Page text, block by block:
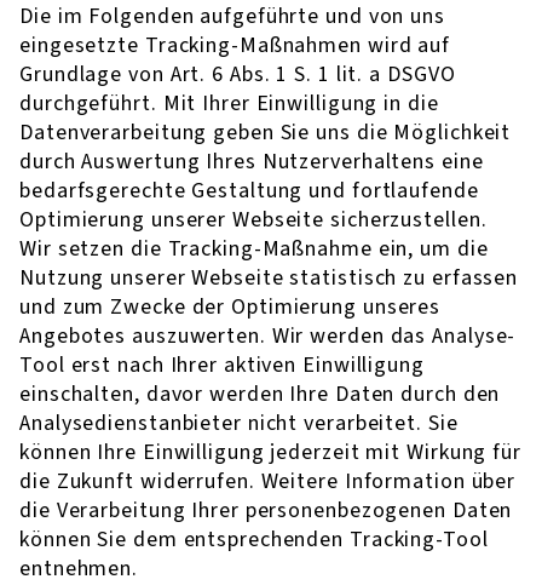
Die im Folgenden aufgeführte und von uns
eingesetzte Tracking-Maßnahmen wird auf
Grundlage von Art. 6 Abs. 1 S. 1 lit. a DSGVO
durchgeführt. Mit Ihrer Einwilligung in die
Datenverarbeitung geben Sie uns die Möglichkeit
durch Auswertung Ihres Nutzerverhaltens eine
bedarfsgerechte Gestaltung und fortlaufende
Optimierung unserer Webseite sicherzustellen.
Wir setzen die Tracking-Maßnahme ein, um die
Nutzung unserer Webseite statistisch zu erfassen
und zum Zwecke der Optimierung unseres
Angebotes auszuwerten. Wir werden das Analyse-
Tool erst nach Ihrer aktiven Einwilligung
einschalten, davor werden Ihre Daten durch den
Analysedienstanbieter nicht verarbeitet. Sie
können Ihre Einwilligung jederzeit mit Wirkung für
die Zukunft widerrufen. Weitere Information über
die Verarbeitung Ihrer personenbezogenen Daten
können Sie dem entsprechenden Tracking-Tool
entnehmen.